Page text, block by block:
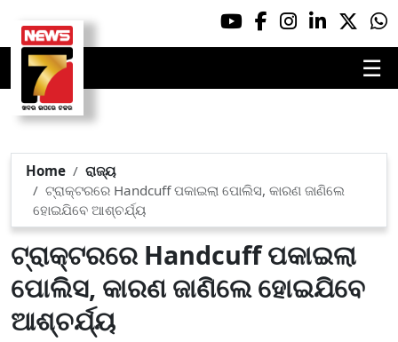
☰
Home
ରାଜ୍ୟ
ଟ୍ରାକ୍ଟରରେ Handcuff ପକାଇଲା ପୋଲିସ, କାରଣ ଜାଣିଲେ
ହୋଇଯିବେ ଆଶ୍ଚର୍ଯ୍ୟ
ଟ୍ରାକ୍ଟରରେ Handcuff ପକାଇଲା
ପୋଲିସ, କାରଣ ଜାଣିଲେ ହୋଇଯିବେ
ଆଶ୍ଚର୍ଯ୍ୟ